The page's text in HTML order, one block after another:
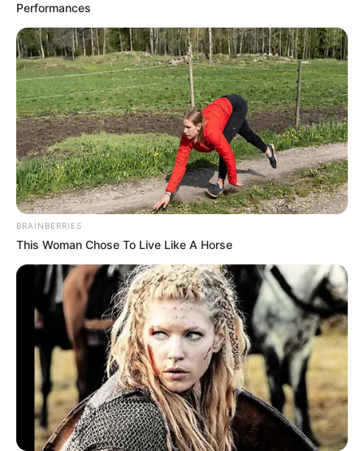
Performances
BRAINBERRIES
This Woman Chose To Live Like A Horse